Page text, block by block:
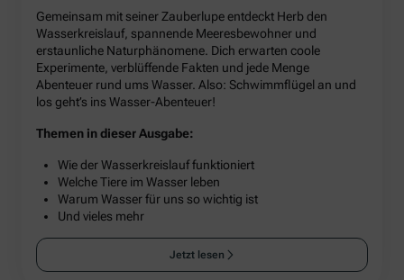
Gemeinsam mit seiner Zauberlupe entdeckt Herb den
Wasserkreislauf, spannende Meeresbewohner und
erstaunliche Naturphänomene. Dich erwarten coole
Experimente, verblüffende Fakten und jede Menge
Abenteuer rund ums Wasser. Also: Schwimmflügel an und
los geht’s ins Wasser-Abenteuer!
Themen in dieser Ausgabe:
Wie der Wasserkreislauf funktioniert
Welche Tiere im Wasser leben
Warum Wasser für uns so wichtig ist
Und vieles mehr
Jetzt lesen